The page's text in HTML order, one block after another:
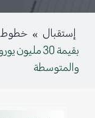
إستقبال » خطوط
بقيمة 30
والمتوسطة